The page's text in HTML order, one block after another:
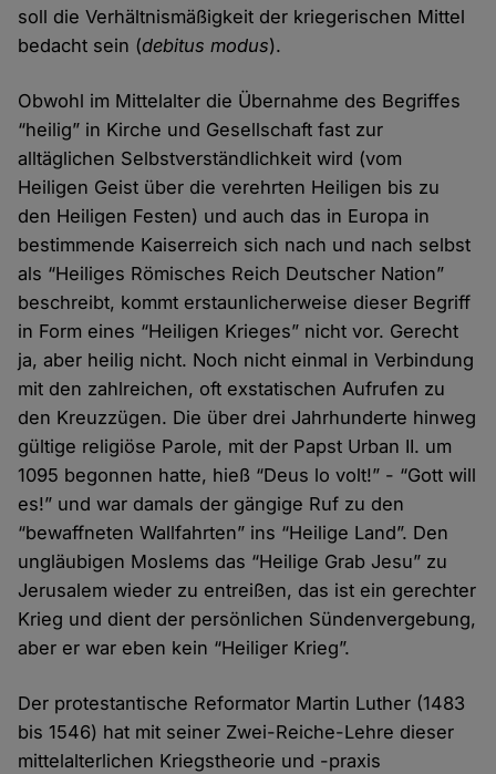
soll die Verhältnismäßigkeit der kriegerischen Mittel
bedacht sein (debitus modus).
Obwohl im Mittelalter die Übernahme des Begriffes
“heilig” in Kirche und Gesellschaft fast zur
alltäglichen Selbstverständlichkeit wird (vom
Heiligen Geist über die verehrten Heiligen bis zu
den Heiligen Festen) und auch das in Europa in
bestimmende Kaiserreich sich nach und nach selbst
als “Heiliges Römisches Reich Deutscher Nation”
beschreibt, kommt erstaunlicherweise dieser Begriff
in Form eines “Heiligen Krieges” nicht vor. Gerecht
ja, aber heilig nicht. Noch nicht einmal in Verbindung
mit den zahlreichen, oft exstatischen Aufrufen zu
den Kreuzzügen. Die über drei Jahrhunderte hinweg
gültige religiöse Parole, mit der Papst Urban II. um
1095 begonnen hatte, hieß “Deus lo volt!” - “Gott will
es!” und war damals der gängige Ruf zu den
“bewaffneten Wallfahrten” ins “Heilige Land”. Den
ungläubigen Moslems das “Heilige Grab Jesu” zu
Jerusalem wieder zu entreißen, das ist ein gerechter
Krieg und dient der persönlichen Sündenvergebung,
aber er war eben kein “Heiliger Krieg”.
Der protestantische Reformator Martin Luther (1483
bis 1546) hat mit seiner Zwei-Reiche-Lehre dieser
mittelalterlichen Kriegstheorie und -praxis